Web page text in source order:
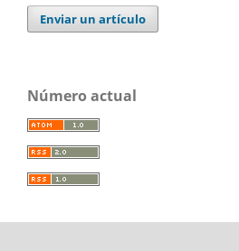
Enviar un artículo
Número actual